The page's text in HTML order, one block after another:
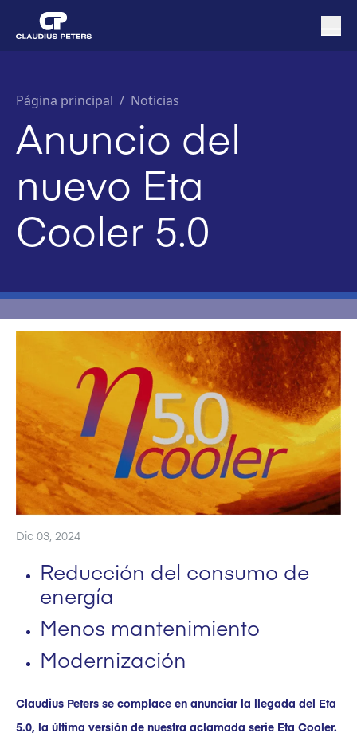
Página principal / Noticias
Anuncio del
nuevo Eta
Cooler 5.0
Dic 03, 2024
Reducción del consumo de
energía
Menos mantenimiento
Modernización
Claudius Peters se complace en anunciar la llegada del Eta
5.0, la última versión de nuestra aclamada serie Eta Cooler.